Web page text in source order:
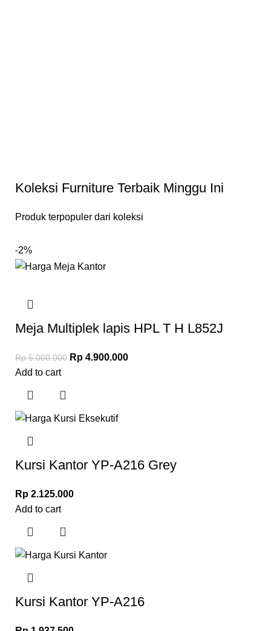
Koleksi Furniture Terbaik Minggu Ini
Produk terpopuler dari koleksi
-2%
Meja Multiplek lapis HPL T H L852J
Rp5.000.000 Rp 4.900.000
Add to cart
Kursi Kantor YP-A216 Grey
Rp 2.125.000
Add to cart
Kursi Kantor YP-A216